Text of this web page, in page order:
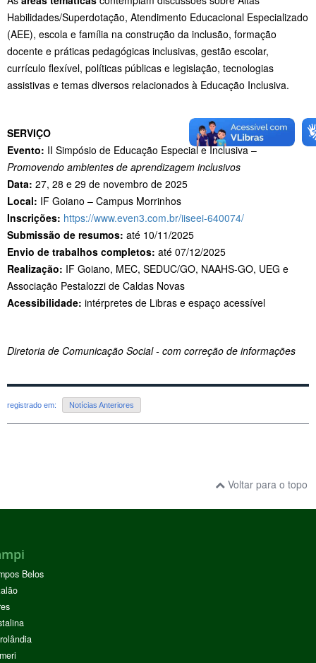
Habilidades/Superdotação, Atendimento Educacional Especializado
(AEE), escola e família na construção da inclusão, formação
docente e práticas pedagógicas inclusivas, gestão escolar,
currículo flexível, políticas públicas e legislação, tecnologias
assistivas e temas diversos relacionados à Educação Inclusiva.
SERVIÇO
Evento: II Simpósio de Educação Especial e Inclusiva –
Promovendo ambientes de aprendizagem inclusivos
Data: 27, 28 e 29 de novembro de 2025
Local: IF Goiano – Campus Morrinhos
Inscrições: https://www.even3.com.br/iiseei-640074/
Submissão de resumos: até 10/11/2025
Envio de trabalhos completos: até 07/12/2025
Realização: IF Goiano, MEC, SEDUC/GO, NAAHS-GO, UEG e
Associação Pestalozzi de Caldas Novas
Acessibilidade: intérpretes de Libras e espaço acessível
Diretoria de Comunicação Social - com correção de informações
registrado em: Notícias Anteriores
Voltar para o topo
Belos